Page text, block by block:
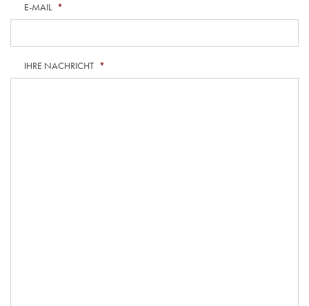
E-MAIL *
IHRE NACHRICHT *